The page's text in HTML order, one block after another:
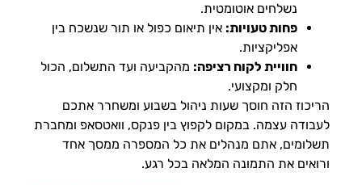
נשלחים אוטומטית.
פחות טעויות: אין תיאום כפול או תור שנשכח בין
אפליקציות.
חוויית לקוח רציפה: מהקביעה ועד התשלום, הכול
חלק ומקצועי.
הריכוז הזה חוסך שעות ניהול בשבוע ומשחרר אתכם
לעבודה עצמה. במקום לקפוץ בין פנקס, וואטסאפ ומחברת
תשלומים, אתם מנהלים את כל המספרה ממסך אחד
ורואים את התמונה המלאה בכל רגע.